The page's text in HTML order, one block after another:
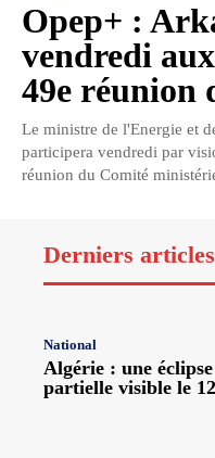
Opep+ :
vendredi
49e réunion
Le ministre de l'Energie et
participera vendredi par
réunion du Comité
Derniers articles
National
Algérie : une
partielle visible le